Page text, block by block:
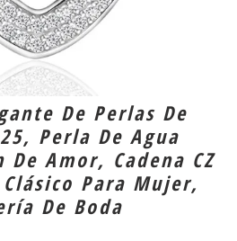
De Perlas De
Perla De Agua
De Amor, Cadena CZ
Para Mujer,
De Boda